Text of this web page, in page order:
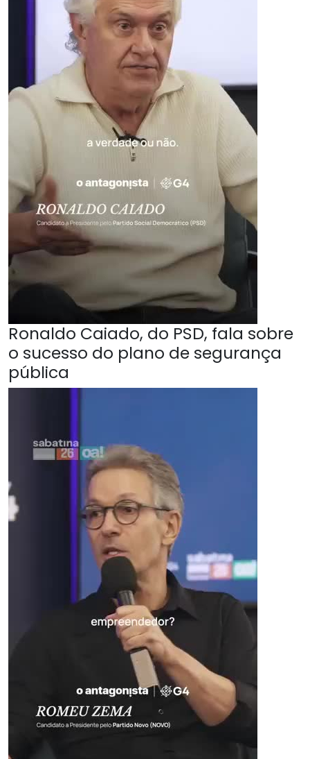
Ronaldo Caiado, do PSD, fala sobre
o sucesso do plano de segurança
pública